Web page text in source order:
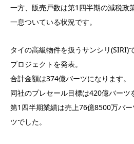
一方、販売戸数は第1四半期の減税政
一息ついている状況です。
タイの高級物件を扱うサンシリ(SIRI)
プロジェクトを発表。
合計金額は374億バーツになります。
同社のプレセール目標は420億バーツ
第1四半期業績は売上76億8500万バ
ツでした。